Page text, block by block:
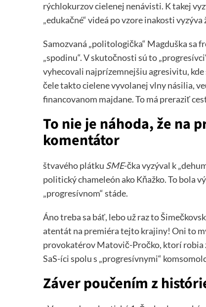
rýchlokurzov cielenej nenávisti. K takej
„edukačné“ videá po vzore inakosti
Samozvaná „politologička“ Magduška sa
„spodinu“. V skutočnosti sú to
vyhecovali najprízemnejšiu agresivitu,
čele takto cielene vyvolanej vlny násilia,
financovanom majdane. To má preraziť
To nie je náhoda, že na
komentátor
štvavého plátku SME-čka vyzýval k
politický chameleón ako Kňažko. To bola
„progresívnom“ stáde.
Áno treba sa báť, lebo už raz to
atentát na premiéra tejto krajiny! Oni to
provokatérov Matovič-Pročko, ktorí robia
SaS-íci spolu s „progresívnymi“
Záver poučením z